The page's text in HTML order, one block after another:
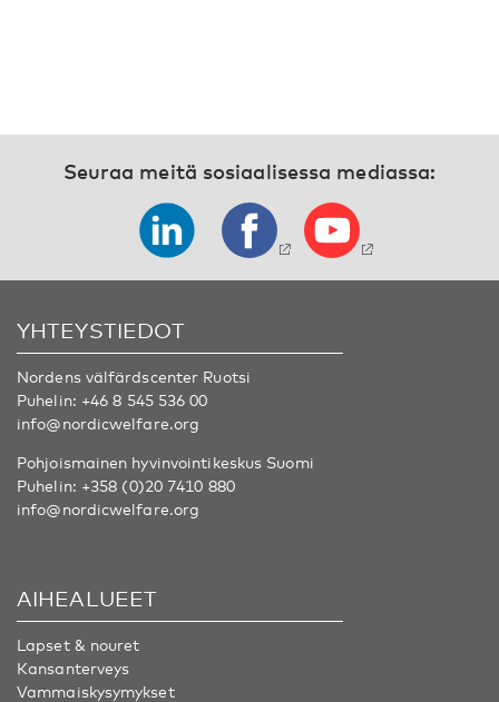
Seuraa meitä sosiaalisessa mediassa:
YHTEYSTIEDOT
Nordens välfärdscenter Ruotsi
Puhelin: +46 8 545 536 00
info@nordicwelfare.org
Pohjoismainen hyvinvointikeskus Suomi
Puhelin: +358 (0)20 7410 880
info@nordicwelfare.org
AIHEALUEET
Lapset & nouret
Kansanterveys
Vammaiskysymykset